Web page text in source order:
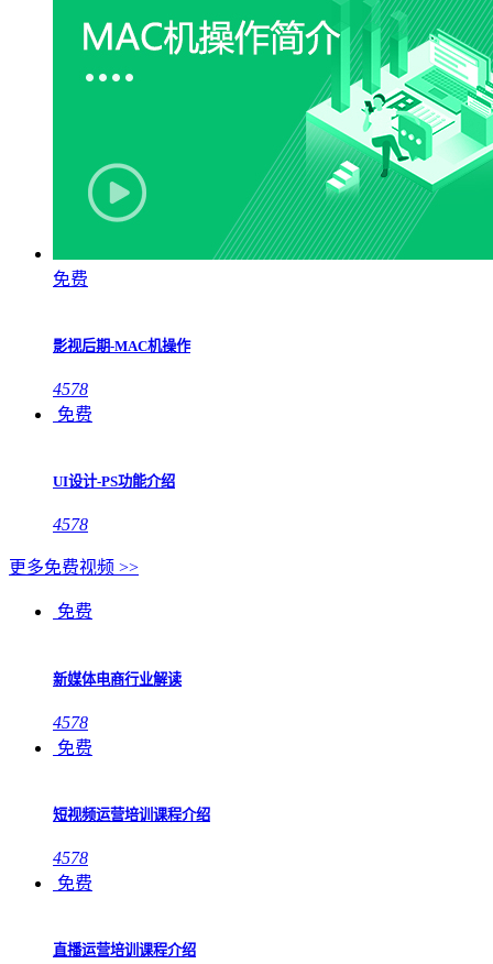
免费
影视后期-MAC机操作
4578
免费
UI设计-PS功能介绍
4578
更多免费视频 >>
免费
新媒体电商行业解读
4578
免费
短视频运营培训课程介绍
4578
免费
直播运营培训课程介绍